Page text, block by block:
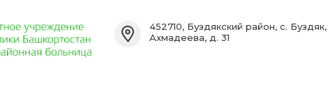
452710, Буздякский район, с. Буздяк,
Ахмадеева, д. 31